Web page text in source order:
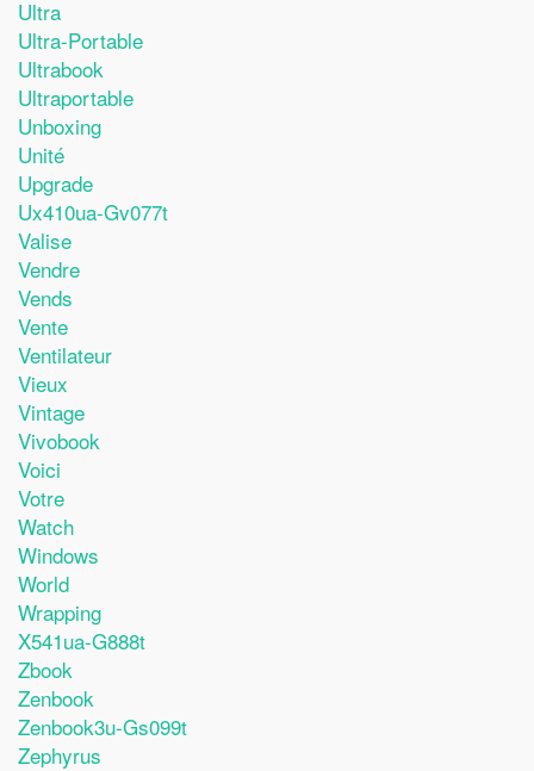
Ultra
Ultra-Portable
Ultrabook
Ultraportable
Unboxing
Unité
Upgrade
Ux410ua-Gv077t
Valise
Vendre
Vends
Vente
Ventilateur
Vieux
Vintage
Vivobook
Voici
Votre
Watch
Windows
World
Wrapping
X541ua-G888t
Zbook
Zenbook
Zenbook3u-Gs099t
Zephyrus